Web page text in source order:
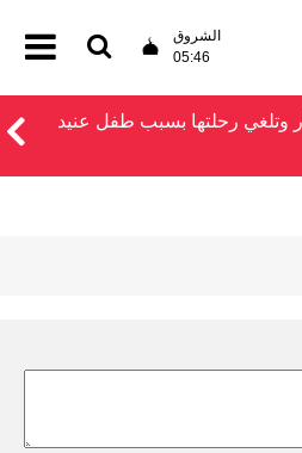
الشروق
05:46
وتلغي رحلتها بسبب طفل عنيد